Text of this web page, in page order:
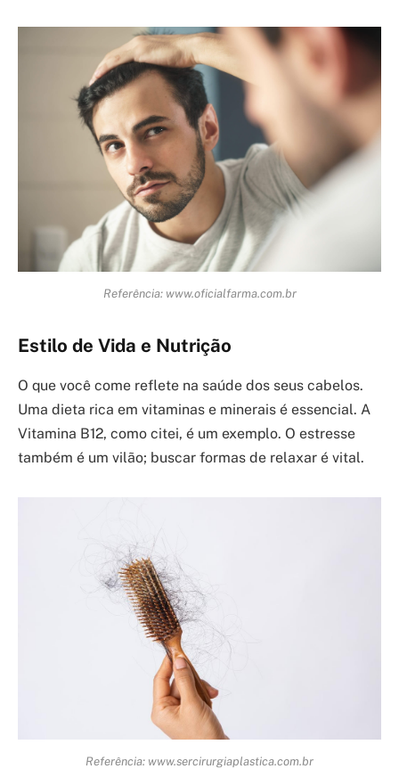
Referência: www.oficialfarma.com.br
Estilo de Vida e Nutrição
O que você come reflete na saúde dos seus cabelos.
Uma dieta rica em vitaminas e minerais é essencial. A
Vitamina B12, como citei, é um exemplo. O estresse
também é um vilão; buscar formas de relaxar é vital.
Referência: www.sercirurgiaplastica.com.br